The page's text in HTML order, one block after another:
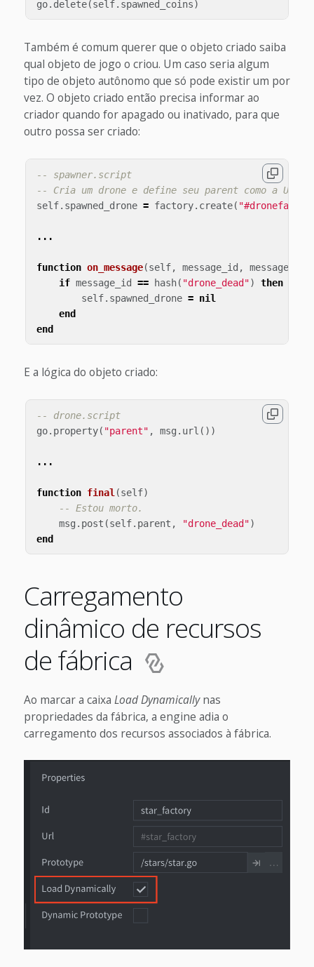
go. delete(self. spawned_coins)
Também é comum querer que o objeto criado saiba
qual objeto de jogo o criou. Um caso seria algum
tipo de objeto autônomo que só pode existir um por
vez. O objeto criado então precisa informar ao
criador quando for apagado ou inativado, para que
outro possa ser criado:
-- spawner.script
-- Cria um drone e define seu parent como a URL
self. spawned_drone = factory. create(
...
function on_message(self, message_id , message
if message_id == hash( "drone_dead")
then
self. spawned_drone = nil
end
end
E a lógica do objeto criado:
-- drone.script
go. property( "parent" , msg . url ())
...
function final (self)
-- Estou morto.
msg . post (self. parent , "drone_dead")
end
Carregamento
dinâmico de recursos
de fábrica
Ao marcar a caixa Load Dynamicallynas
propriedades da fábrica, a engine adia o
carregamento dos recursos associados à fábrica.